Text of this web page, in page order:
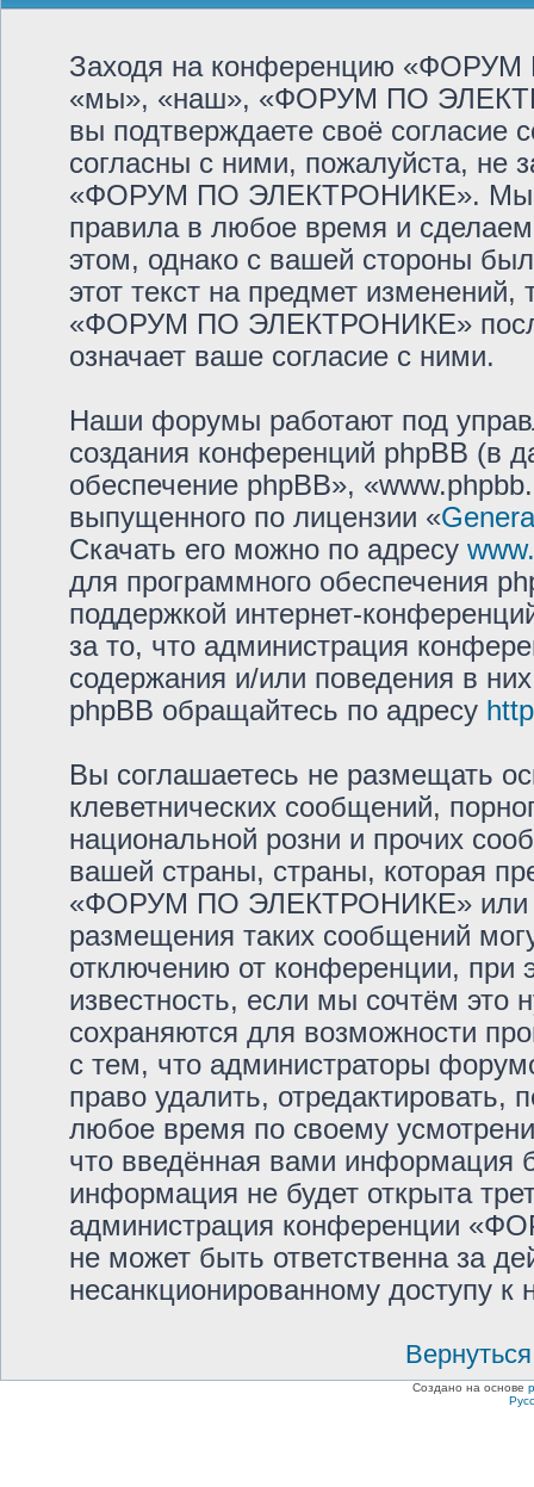
Заходя на конференцию
«мы», «наш», «ФОРУМ ПО
вы подтверждаете своё
согласны с ними, пожалуйста, не
«ФОРУМ ПО ЭЛЕКТРОНИКЕ». Мы
правила в любое время и
этом, однако с вашей стороны
этот текст на предмет
«ФОРУМ ПО ЭЛЕКТРОНИКЕ» после
означает ваше согласие с ними.
Наши форумы работают под
создания конференций phpBB (в
обеспечение phpBB»,
выпущенного по лицензии «
Скачать его можно по адресу
для программного обеспечения
поддержкой интернет-
за то, что администрация
содержания и/или поведения в
phpBB обращайтесь по адресу
Вы соглашаетесь не размещать
клеветнических сообщений,
национальной розни и прочих
вашей страны, страны, которая
«ФОРУМ ПО ЭЛЕКТРОНИКЕ» или
размещения таких сообщений
отключению от конференции, при
известность, если мы сочтём
сохраняются для возможности
с тем, что администраторы
право удалить,
любое время по своему
что введённая вами информация
информация не будет открыта
администрация конференции
не может быть ответственна за
несанкционированному доступу к
Создано на основе